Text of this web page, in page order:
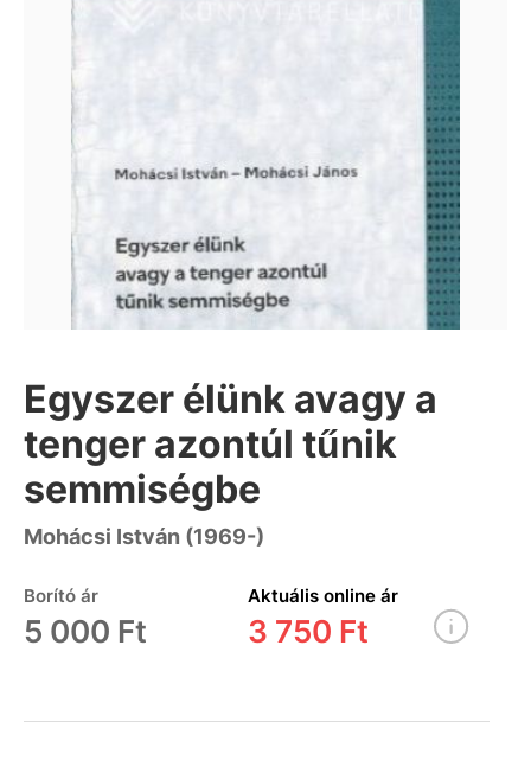
Egyszer élünk avagy a
tenger azontúl tűnik
semmiségbe
Mohácsi István (1969-)
Borító ár
5 000 Ft
Aktuális online ár
3 750 Ft